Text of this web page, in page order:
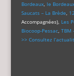
Bordeaux, le
Saucats – La Brède,
Accompagnées), Les
Biocoop-Pessac, TBM
>> Consultez